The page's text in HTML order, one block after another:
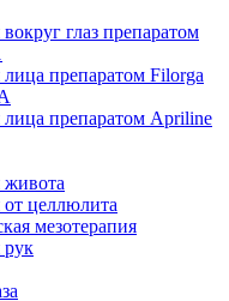
глаз препаратом
препаратом Filorga
лица препаратом Apriline
живота
целлюлита
мезотерапия
рук